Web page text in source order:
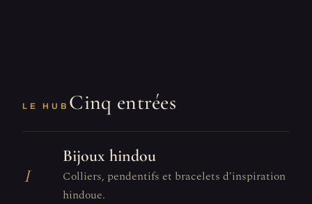
LE HUB Cinq entrées
I
Bijoux hindou
Colliers, pendentifs et bracelets d'inspiration
hindoue.